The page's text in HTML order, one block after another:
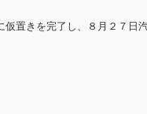
置きを完了し、８月２７